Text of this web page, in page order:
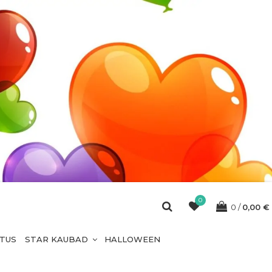
0
0 0,00 €
STAR KAUBAD HALLOWEEN